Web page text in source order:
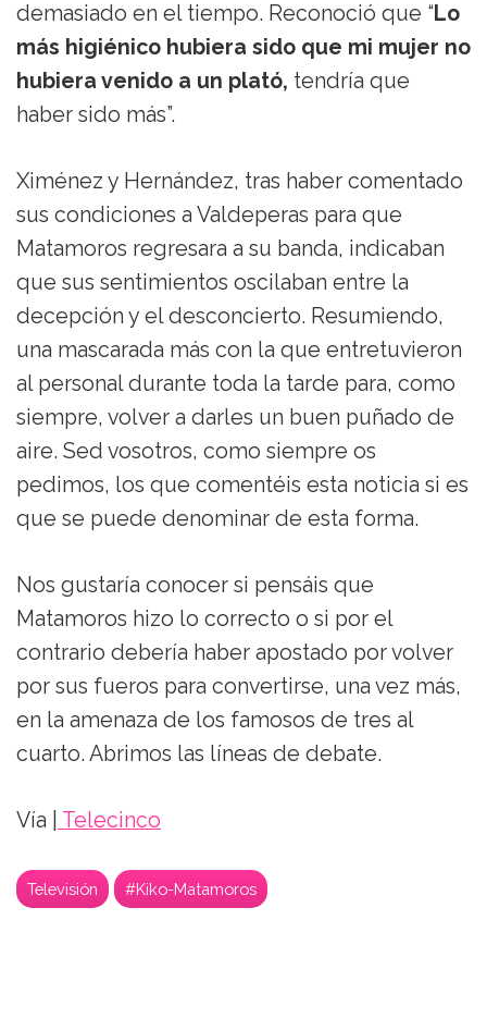
demasiado en el tiempo. Reconoció que “Lo
más higiénico hubiera sido que mi mujer no
hubiera venido a un plató, tendría que
haber sido más”.
Ximénez y Hernández, tras haber comentado
sus condiciones a Valdeperas para que
Matamoros regresara a su banda, indicaban
que sus sentimientos oscilaban entre la
decepción y el desconcierto. Resumiendo,
una mascarada más con la que entretuvieron
al personal durante toda la tarde para, como
siempre, volver a darles un buen puñado de
aire. Sed vosotros, como siempre os
pedimos, los que comentéis esta noticia si es
que se puede denominar de esta forma.
Nos gustaría conocer si pensáis que
Matamoros hizo lo correcto o si por el
contrario debería haber apostado por volver
por sus fueros para convertirse, una vez más,
en la amenaza de los famosos de tres al
cuarto. Abrimos las líneas de debate.
Vía | Telecinco
Televisión #Kiko-Matamoros